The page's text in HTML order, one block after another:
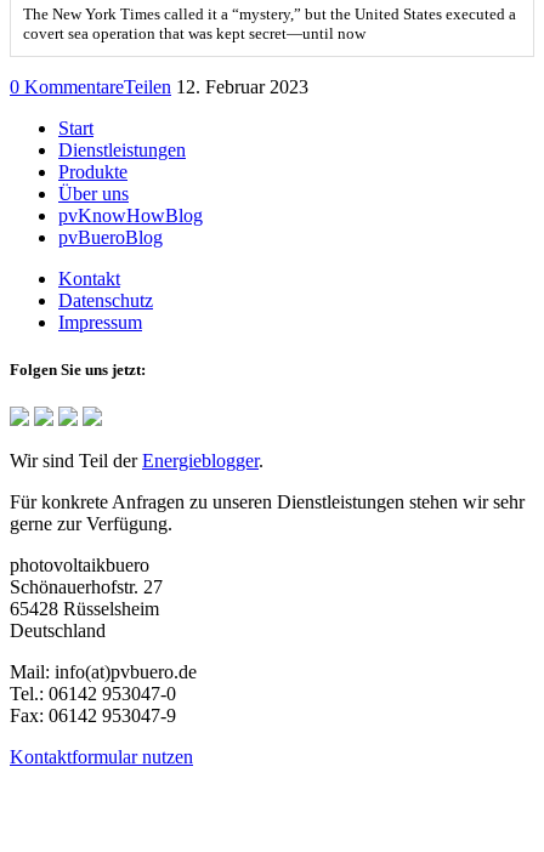
The New York Times called it a “mystery,” but the United States executed a
covert sea operation that was kept secret—until now
0 KommentareTeilen 12. Februar 2023
Start
Dienstleistungen
Produkte
Über uns
pvKnowHowBlog
pvBueroBlog
Kontakt
Datenschutz
Impressum
Folgen Sie uns jetzt:
Wir sind Teil derEnergieblogger.
Für konkrete Anfragen zu unseren Dienstleistungen stehen wir sehr
gerne zur Verfügung.
photovoltaikbuero
Schönauerhofstr. 27
65428 Rüsselsheim
Deutschland
Mail: info(at)pvbuero.de
Tel.: 06142 953047-0
Fax: 06142 953047-9
Kontaktformular nutzen